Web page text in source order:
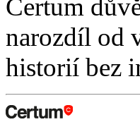
Certum
narozdíl od
historií bez